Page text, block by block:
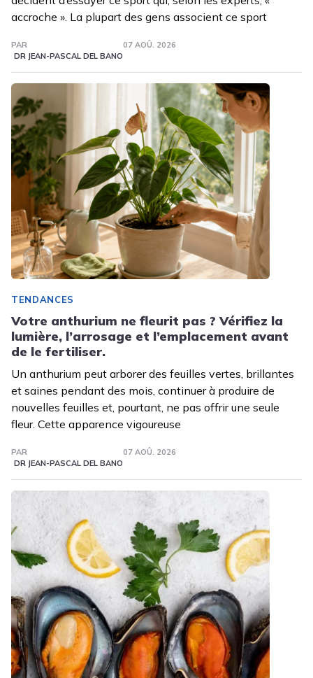
accroche ». La plupart des gens associent ce sport
PAR
DR JEAN-PASCAL DEL BANO
07 AOÛ. 2026
TENDANCES
Votre anthurium ne fleurit pas ? Vérifiez la
lumière, l’arrosage et l’emplacement avant
de le fertiliser.
Un anthurium peut arborer des feuilles vertes, brillantes
et saines pendant des mois, continuer à produire de
nouvelles feuilles et, pourtant, ne pas offrir une seule
fleur. Cette apparence vigoureuse
PAR
DR JEAN-PASCAL DEL BANO
07 AOÛ. 2026